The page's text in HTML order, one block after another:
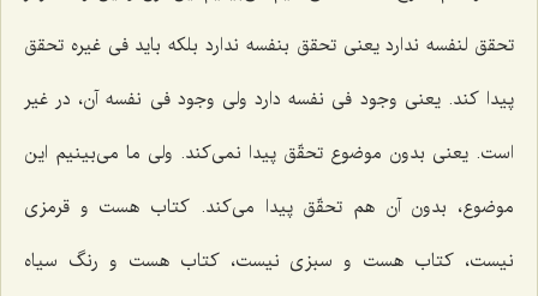
تحقق لنفسه ندارد یعنى تحقق بنفسه ندارد بلكه باید فى غیره تحقق
پیدا كند. یعنى وجود فى نفسه دارد ولى وجود فى نفسه آن، در غیر
است. یعنى بدون موضوع تحقّق پیدا نمى‌كند. ولى ما مى‌بینیم این
موضوع، بدون آن هم تحقّق پیدا مى‌كند. كتاب هست و قرمزى
نیست، كتاب هست و سبزى نیست، كتاب هست و رنگ سیاه